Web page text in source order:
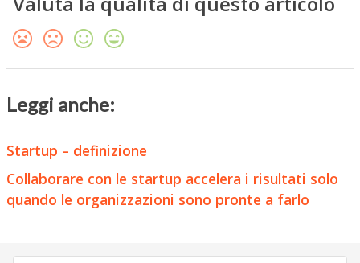
Leggi anche:
Startup – definizione
Collaborare con le startup accelera i risultati solo
quando le organizzazioni sono pronte a farlo